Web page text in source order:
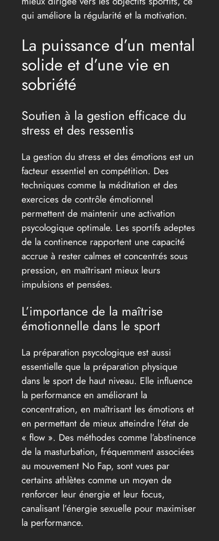
qui améliore la régularité et la motivation.
La puissance d’un mental
solide et d’une vie en
sobriété
Soutien à la gestion efficace du
stress et des ressentis
La gestion du stress et des émotions est un
facteur essentiel en compétition. Des
techniques comme la méditation et des
exercices de contrôle émotionnel
permettent de maintenir une activation
psycologique optimale. Les sportifs adeptes
de la continence rapportent une capacité
accrue à rester calmes et concentrés sous
pression, en maîtrisant mieux leurs
impulsions et pensées.
L’importance de la maîtrise
émotionnelle dans le sport
La préparation psycologique est aussi
essentielle que la préparation physique
dans le sport de haut niveau. Elle influence
la performance en améliorant la
concentration, en maîtrisant les émotions et
en permettant de mieux atteindre l’état de
« flow ». Des méthodes comme l’abstinence
de la masturbation, fréquemment associées
au mouvement No Fap, sont vues par
certains athlètes comme un moyen de
renforcer leur énergie et leur focus,
canalisant l’énergie sexuelle pour maximiser
la performance.